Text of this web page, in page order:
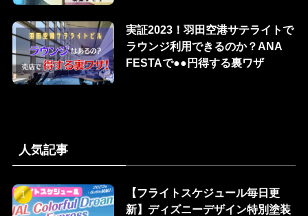
実証2023！羽田空港サテライトで
ラウンジ利用できるのか？ANA
FESTAで●●円得する裏ワザ
人気記事
【フライトスケジュール毎日更
新】ディズニーデザイン特別塗装